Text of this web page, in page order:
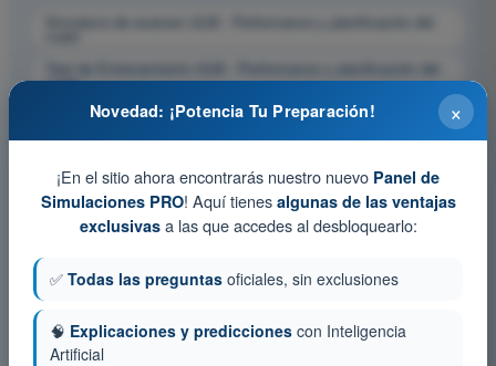
Simulacro de examen ULM - Performance y planificación del
Test de Entrenamiento ULM - Performance y planificación del
vuelo
Examen en PDF ULM - Performance y planificación del vuelo ×
Novedad: ¡Potencia Tu Preparación!
¡En el sitio ahora encontrarás nuestro nuevo Panel de
Simulaciones PRO! Aquí tienes algunas de las ventajas
exclusivasa las que accedes al desbloquearlo:
✅ Todas las preguntas oficiales, sin exclusiones
🧠 Explicaciones y predicciones con Inteligencia
Artificial